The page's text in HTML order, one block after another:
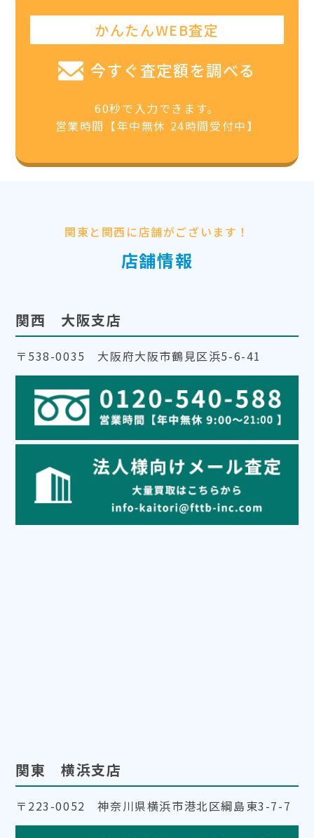
かんたんWEB査定
今すぐ査定額を調べる
60秒で入力できます。
営業時間【年中無休 24時間受付中】
関東と関西に店舗がございます！
店舗情報
関西 大阪支店
〒538-0035 大阪府大阪市鶴見区浜5-6-41
関東 横浜支店
〒223-0052 神奈川県横浜市港北区綱島東3-7-7